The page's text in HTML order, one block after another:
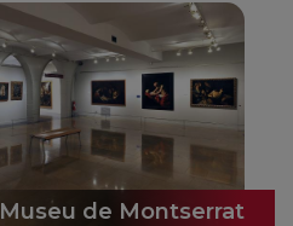
Museu de Montserrat